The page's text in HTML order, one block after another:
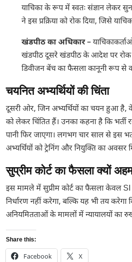
याचिका के रूप में स्वतः संज्ञान लेकर
ने इस प्रक्रिया को रोक दिया, जिसे
खंडपीठ का अधिकार–
खंडपीठ दूसरे खंडपीठ के आदेश पर रोक
डिवीजन बेंच का फैसला कानूनी रूप से
चयनित अभ्यर्थियों की चिंता
दूसरी ओर, जिन अभ्यर्थियों का चयन हुआ है, वे
को लेकर चिंतित हैं। उनका कहना है कि भर्ती
पानी फिर जाएगा। लगभग चार साल से इस
अभ्यर्थियों को ट्रेनिंग और नियुक्ति का अवसर
सुप्रीम कोर्ट का फैसला क्यों
इस मामले में सुप्रीम कोर्ट का फैसला केवल SI
निर्धारण नहीं करेगा, बल्कि यह भी तय
अनियमितताओं के मामलों में न्यायालयों का
Share this:
Facebook X